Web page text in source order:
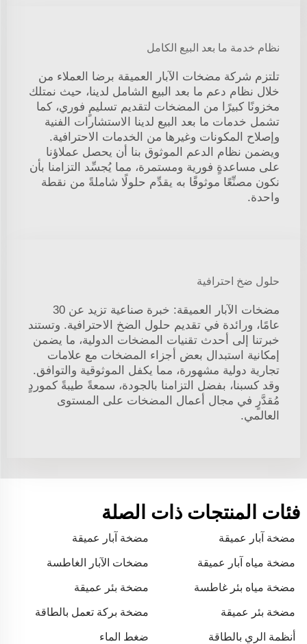
نظام خدمة ما بعد البيع الكامل
تلتزم شركة مضخات الآبار العميقة برضا العملاء من
خلال نظام دعم ما بعد البيع الشامل لدينا، حيث نمتلك
مخزونًا كبيرًا من المضخات لتقديم تسليمٍ فوري، كما
تشمل خدمات ما بعد البيع لدينا الاستشارات الفنية
وإصلاح المكونات وغيرها من الخدمات الاحترافية.
ويضمن نظام الدعم الموثوق بنا أن يحصل عملاؤنا
على مساعدةٍ فورية ومستمرة، مما يُجسِّد التزامنا بأن
نكون مصنِّعًا موثوقًا به يقدِّم حلولًا شاملةً من نقطة
واحدة.
حلول ضخ احترافية
مضخات الآبار العميقة: خبرة صناعية تزيد عن 30
عامًا، ورائدة في تقديم حلول الضخ الاحترافية. وتستند
خبرتنا إلى أحدث تقنيات المضخات الدولية، ما يضمن
إمكانية استبدال بعض أجزاء المضخات مع علامات
تجارية دولية مشهورة، مما يكفل الموثوقية والتوافق.
وقد كسبنا، بفضل التزامنا بالجودة، سمعةً طيبةً كموردٍ
مُقدَّرٍ في مجال أعمال المضخات على المستوى
العالمي.
فئات المنتجات ذات الصلة
مضخة آبار عميقة مضخة آبار عميقة
مضخة مياه آبار عميقة مضخات الآبار الغاطسة
مضخة مياه بئر غاطسة مضخة بئر عميقة
مضخة بئر عميقة
مضخة بركة تعمل بالطاقة
أنظمة الري بالطاقة
ضغط الماء